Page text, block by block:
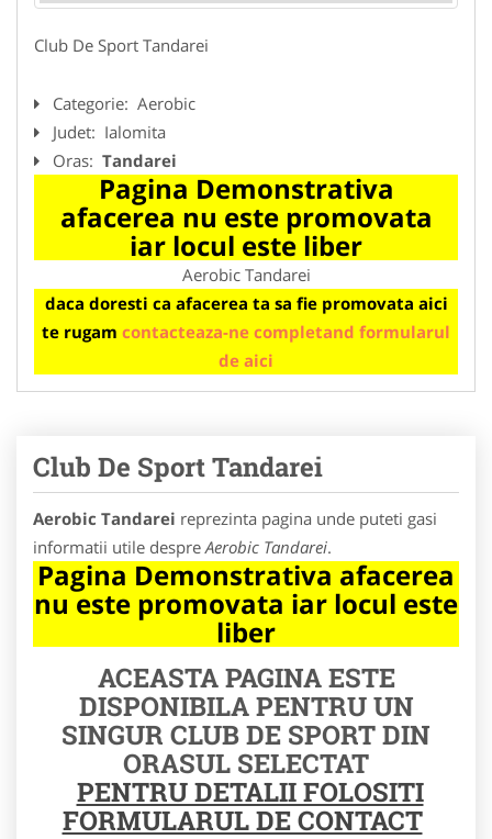
Club De Sport Tandarei
Categorie: Aerobic
Judet: Ialomita
Oras: Tandarei
Pagina Demonstrativa
afacerea nu este promovata
iar locul este liber
Aerobic Tandarei
daca doresti ca afacerea ta sa fie promovata aici
te rugam contacteaza-ne completand formularul
de aici
Club De Sport Tandarei
Aerobic Tandarei reprezinta pagina unde puteti gasi
informatii utile despre Aerobic Tandarei.
Pagina Demonstrativa afacerea
nu este promovata iar locul este
liber
ACEASTA PAGINA ESTE
DISPONIBILA PENTRU UN
SINGUR CLUB DE SPORT DIN
ORASUL SELECTAT
PENTRU DETALII FOLOSITI
FORMULARUL DE CONTACT